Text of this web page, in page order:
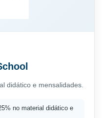
didático e mensalidades.
no material didático e